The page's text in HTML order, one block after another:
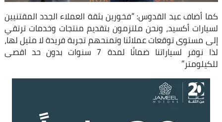
كما أضاف عبد القدوس: “فخورين بثقة العملاء الجدد المقتنيين
لسيارات أكسيد، ونحن ملتزمون بتقديم منتجات وخدمات ترتقي
إلى مستوى توقعات عملائنا وتمنحهم تجربة فريدة لا مثيل لها،
لذا نوفر لسياراتنا ضمانًا لمدة 7 سنوات بدون حد اقصى
للكيلومتر”